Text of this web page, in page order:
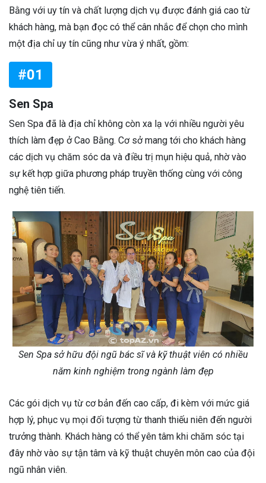
Bằng với uy tín và chất lượng dịch vụ được đánh giá cao từ
khách hàng, mà bạn đọc có thể cân nhắc để chọn cho mình
một địa chỉ uy tín cũng như vừa ý nhất, gồm:
#01
Sen Spa
Sen Spa đã là địa chỉ không còn xa lạ với nhiều người yêu
thích làm đẹp ở Cao Bằng. Cơ sở mang tới cho khách hàng
các dịch vụ chăm sóc da và điều trị mụn hiệu quả, nhờ vào
sự kết hợp giữa phương pháp truyền thống cùng với công
nghệ tiên tiến.
Sen Spa sở hữu đội ngũ bác sĩ và kỹ thuật viên có nhiều
năm kinh nghiệm trong ngành làm đẹp
Các gói dịch vụ từ cơ bản đến cao cấp, đi kèm với mức giá
hợp lý, phục vụ mọi đối tượng từ thanh thiếu niên đến người
trưởng thành. Khách hàng có thể yên tâm khi chăm sóc tại
đây nhờ vào sự tận tâm và kỹ thuật chuyên môn cao của đội
ngũ nhân viên.